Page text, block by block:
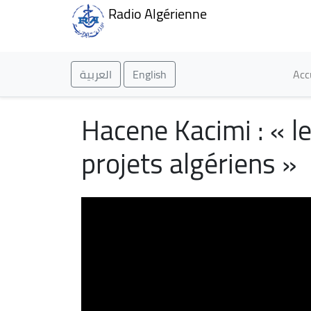
Radio Algérienne
العربية English
Hacene Kacimi : «
projets algériens »